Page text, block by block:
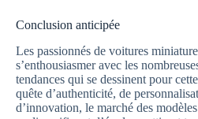
Conclusion anticipée
Les passionnés de voitures
s’enthousiasmer avec les
tendances qui se dessinent pour
quête d’authenticité, de
d’innovation, le marché des